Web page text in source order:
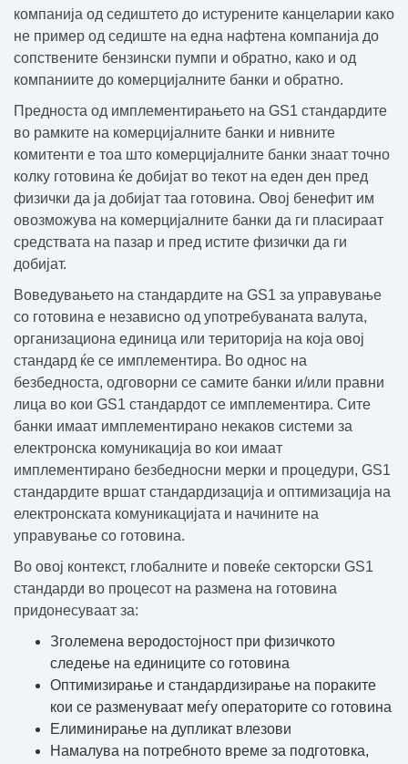
компанија од седиштето до истурените канцеларии како
не пример од седиште на една нафтена компанија до
сопствените бензински пумпи и обратно, како и од
компаниите до комерцијалните банки и обратно.
Предноста од имплементирањето на GS1 стандардите
во рамките на комерцијалните банки и нивните
комитенти е тоа што комерцијалните банки знаат точно
колку готовина ќе добијат во текот на еден ден пред
физички да ја добијат таа готовина. Овој бенефит им
овозможува на комерцијалните банки да ги пласираат
средствата на пазар и пред истите физички да ги
добијат.
Воведувањето на стандардите на GS1 за управување
со готовина е независно од употребуваната валута,
организациона единица или територија на која овој
стандард ќе се имплементира. Во однос на
безбедноста, одговорни се самите банки и/или правни
лица во кои GS1 стандардот се имплементира. Сите
банки имаат имплементирано некаков системи за
електронска комуникација во кои имаат
имплементирано безбедносни мерки и процедури, GS1
стандардите вршат стандардизација и оптимизација на
електронската комуникацијата и начините на
управување со готовина.
Во овој контекст, глобалните и повеќе секторски GS1
стандарди во процесот на размена на готовина
придонесуваат за:
Зголемена веродостојност при физичкото
следење на единиците со готовина
Оптимизирање и стандардизирање на пораките
кои се разменуваат меѓу операторите со готовина
Елиминирање на дупликат влезови
Намалува на потребното време за подготовка,